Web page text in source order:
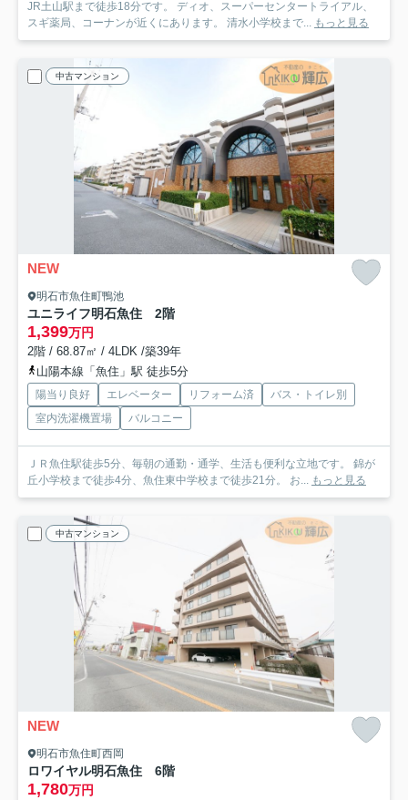
JR土山駅まで徒歩18分です。 ディオ、スーパーセンタートライアル、
スギ薬局、コーナンが近くにあります。 清水小学校まで... もっと見る
中古マンション
NEW
明石市魚住町鴨池
ユニライフ明石魚住 2階
1,399万円
2階 / 68.87㎡ / 4LDK /築39年
山陽本線「魚住」駅 徒歩5分
陽当り良好 エレベーター リフォーム済
バス・トイレ別
室内洗濯機置場
バルコニー
ＪＲ魚住駅徒歩5分、毎朝の通勤・通学、生活も便利な立地です。 錦が
丘小学校まで徒歩4分、魚住東中学校まで徒歩21分。 お... もっと見る
中古マンション
NEW
明石市魚住町西岡
ロワイヤル明石魚住 6階
1,780万円